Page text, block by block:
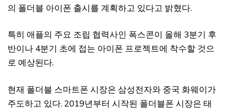
의 폴더블 아이폰 출시를 계획하고 있다고 밝혔다.
특히 애플의 주요 조립 협력사인 폭스콘이 올해 3분기 후
반이나 4분기 초에 접는 아이폰 프로젝트에 착수할 것으
로 예상된다.
현재 폴더블 스마트폰 시장은 삼성전자와 중국 화웨이가
주도하고 있다. 2019년부터 시작된 폴더블폰 시장은 태